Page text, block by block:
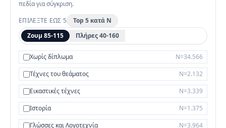
πεδία για σύγκριση.
ΕΠΙΛΈΞΤΕ ΈΩΣ 5
Top 5 κατά N
Ζουμ 85-115
Πλήρες 40-160
Χωρίς δίπλωμα
N=34.566
Τέχνες του θεάματος
N=2.132
Εικαστικές τέχνες
N=3.339
Ιστορία
N=1.375
Γλώσσες και Λογοτεχνία
N=3.964